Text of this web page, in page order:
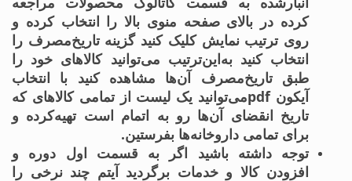
کرده در بالای صفحه منوی بالا را انتخاب کرده و
روی ترتیب نمایش کلیک کنید گزینه تاریخ‌مصرف را
انتخاب کنید به‌این‌ترتیب می‌توانید کالاهای خود را
طبق تاریخ‌مصرف آن‌ها مشاهده کنید با انتخاب
آیکون pdfمی‌توانید یک لیست از تمامی کالاهای که
تاریخ انقضای آن‌ها رو به اتمام است تهیه‌کرده و
برای تمامی داروخانه‌ها بفرستین.
توجه داشته باشید اگر به قسمت اول دوره و
افزودن کالا و خدمات برگردید آیتم چند نرخی را